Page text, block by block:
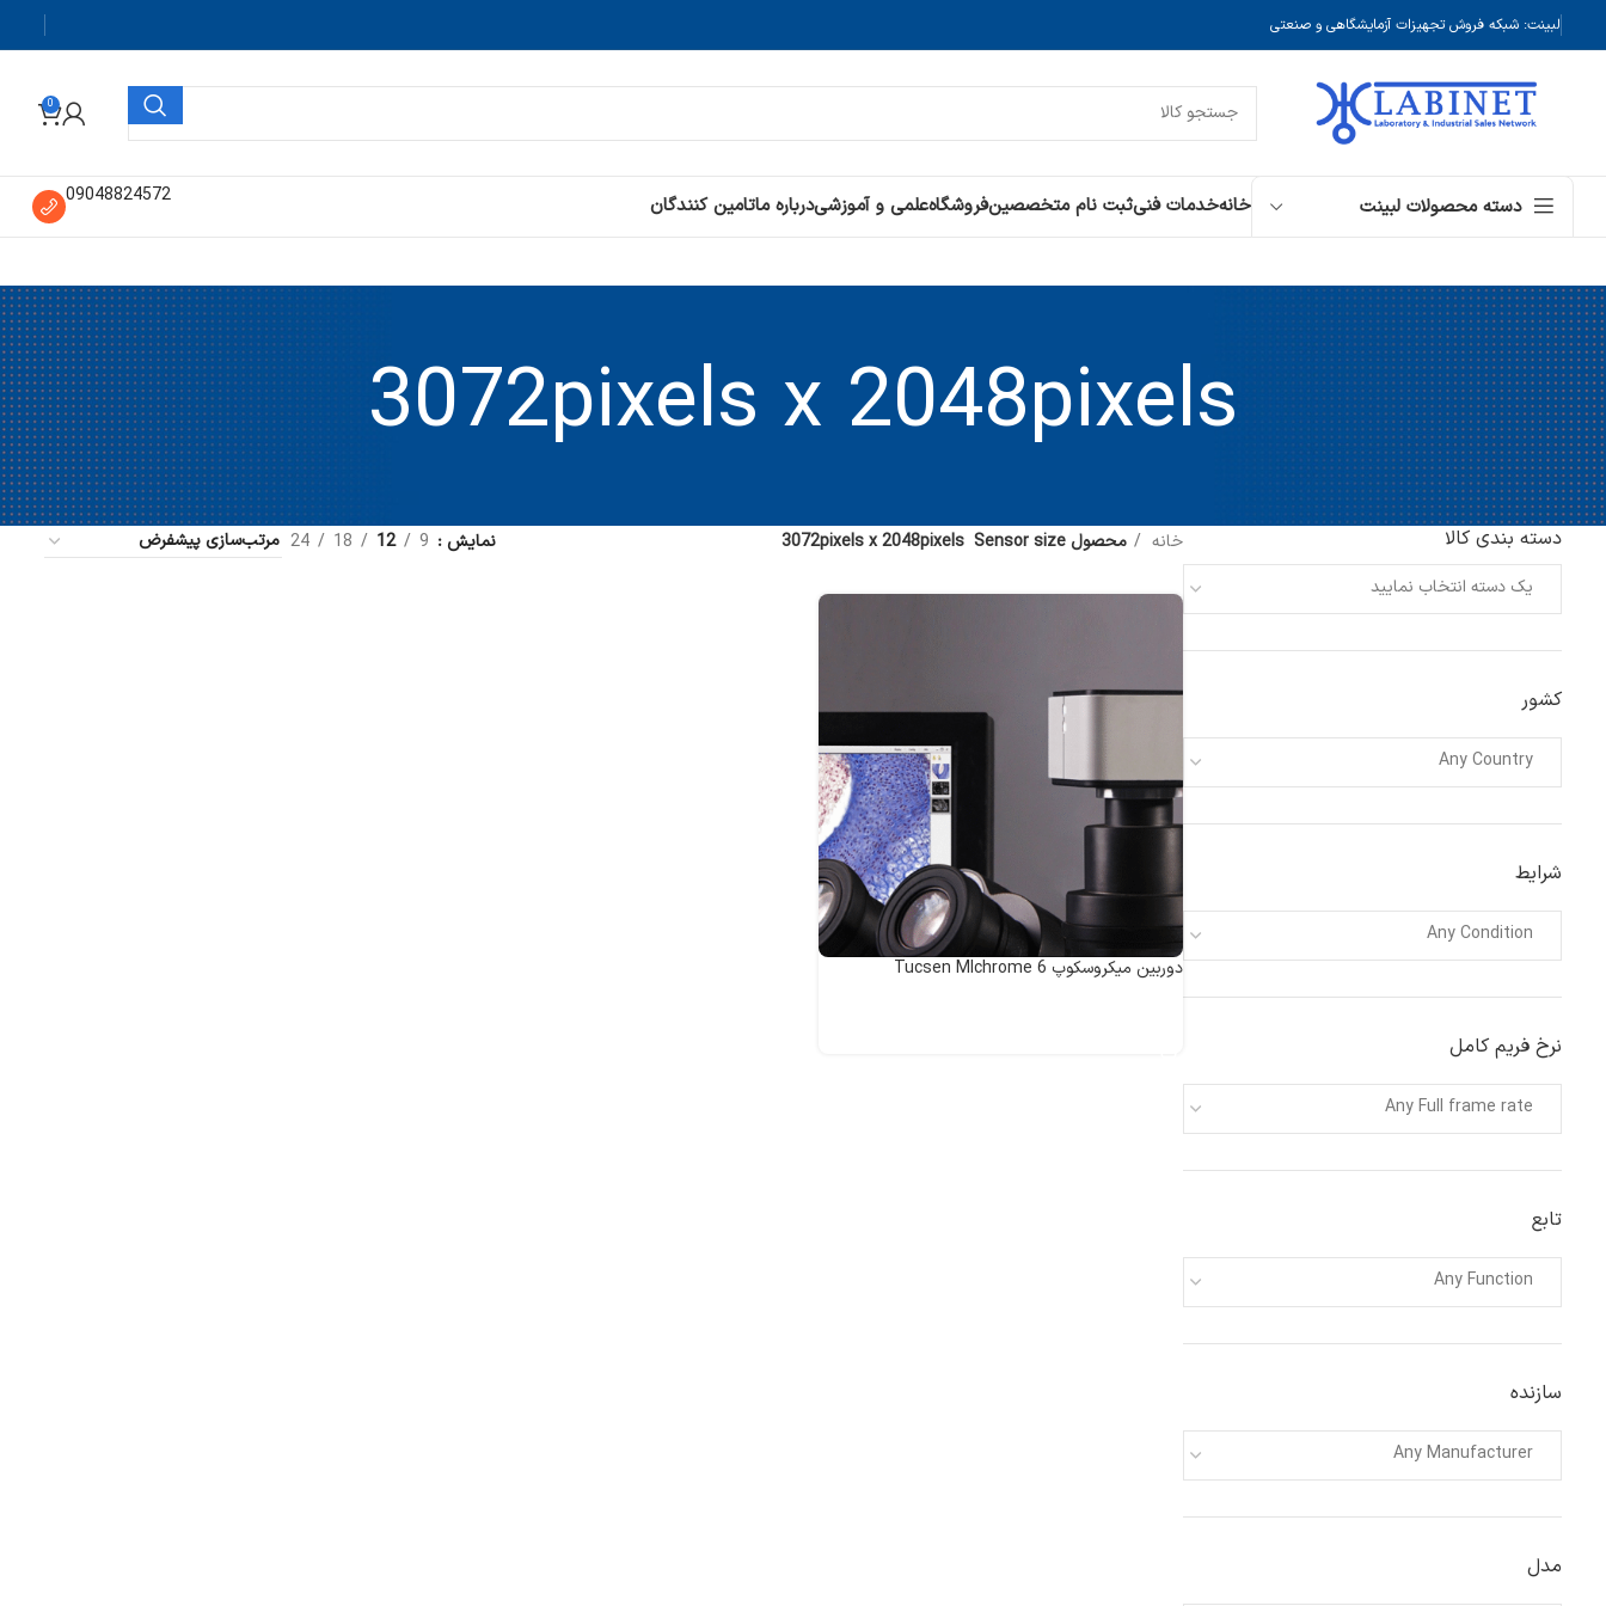
لبینت: شبکه فروش تجهیزات آزمایشگاهی و صنعتی
0
دسته محصولات لبینت خانهخدمات فنیثبت نام متخصصینفروشگاهعلمی و آموزشیدرباره ماتامین کنندگان 09048824572
3072pixels x 2048pixels
دسته بندی کالا
یک دسته انتخاب نمایید
کشور
Any Country
شرایط
Any Condition
نرخ فریم کامل
Any Full frame rate
تابع
Any Function
سازنده
Any Manufacturer
مدل
خانه محصول Sensor size 3072pixels x 2048pixels نمایش 9
12
18
24
دوربین میکروسکوپ Tucsen MIchrome 6